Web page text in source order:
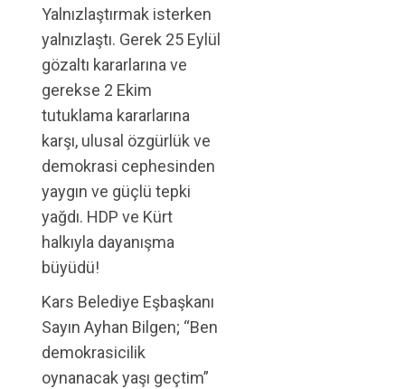
Yalnızlaştırmak isterken
yalnızlaştı. Gerek 25 Eylül
gözaltı kararlarına ve
gerekse 2 Ekim
tutuklama kararlarına
karşı, ulusal özgürlük ve
demokrasi cephesinden
yaygın ve güçlü tepki
yağdı. HDP ve Kürt
halkıyla dayanışma
büyüdü!
Kars Belediye Eşbaşkanı
Sayın Ayhan Bilgen; “Ben
demokrasicilik
oynanacak yaşı geçtim”